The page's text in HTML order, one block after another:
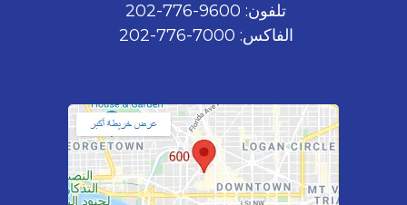
تلفون: 9600-776-202
الفاكس: 7000-776-202